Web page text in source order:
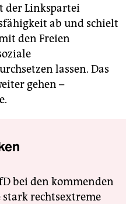
der Linkspartei
ab und schielt
den Freien
lassen. Das
gehen –
bei den kommenden
rechtsextreme